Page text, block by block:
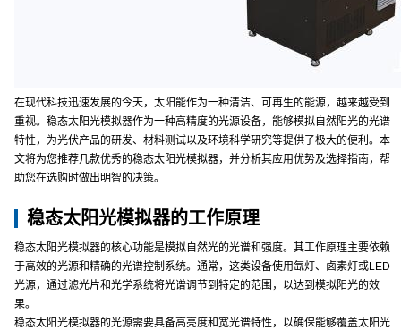
在现代科技迅速发展的今天，太阳能作为一种清洁、可再生的能源，越来越受到
重视。稳态太阳光模拟器作为一种高精度的光源设备，能够模拟自然阳光的光谱
特性，为光伏产品的研发、材料测试以及环境科学研究等提供了极大的便利。本
文将为您推荐几款优秀的稳态太阳光模拟器，并分析其应用优势及选择指南，帮
助您在选购时做出明智的决策。
稳态太阳光模拟器的工作原理
稳态太阳光模拟器的核心功能是模拟自然光的光谱和强度。其工作原理主要依赖
于高效的光源和精确的光谱控制系统。通常，这类设备使用氙灯、卤素灯或LED
光源，通过滤光片和光学系统将光谱调节到特定的范围，以达到模拟阳光的效
果。
稳态太阳光模拟器的光源需要具备高亮度和宽光谱特性，以确保能够覆盖太阳光